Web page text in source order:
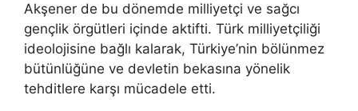
Akşener de bu dönemde milliyetçi ve sağcı
gençlik örgütleri içinde aktifti. Türk milliyetçiliği
ideolojisine bağlı kalarak, Türkiye’nin bölünmez
bütünlüğüne ve devletin bekasına yönelik
tehditlere karşı mücadele etti.